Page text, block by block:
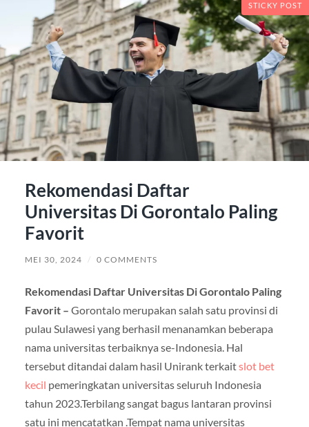
STICKY POST
Rekomendasi Daftar
Universitas Di Gorontalo Paling
Favorit
MEI 30, 2024 / 0 COMMENTS
Rekomendasi Daftar Universitas Di Gorontalo Paling
Favorit – Gorontalo merupakan salah satu provinsi di
pulau Sulawesi yang berhasil menanamkan beberapa
nama universitas terbaiknya se-Indonesia. Hal
tersebut ditandai dalam hasil Unirank terkaitslot bet
kecil pemeringkatan universitas seluruh Indonesia
tahun 2023.Terbilang sangat bagus lantaran provinsi
satu ini mencatatkan .Tempat nama universitas